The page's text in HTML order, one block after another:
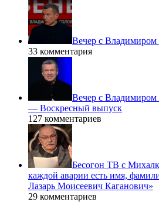
Вечер с
33 комментария
Вечер с
— Воскресный выпуск
127 комментариев
Бесогон ТВ с
каждой аварии есть имя,
Лазарь Моисеевич Каганович»
29 комментариев